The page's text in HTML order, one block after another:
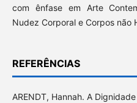
com ênfase em Arte
Nudez Corporal e Corpos não
REFERÊNCIAS
ARENDT, Hannah. A